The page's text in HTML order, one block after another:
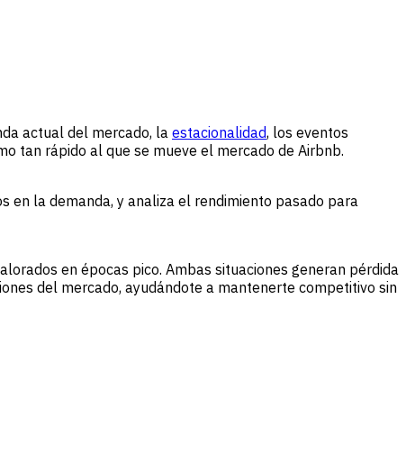
actual del mercado, la estacionalidad, los eventos
tan rápido al que se mueve el mercado de Airbnb.
en la demanda, y analiza el rendimiento pasado para
en épocas pico. Ambas situaciones generan pérdida
del mercado, ayudándote a mantenerte competitivo sin